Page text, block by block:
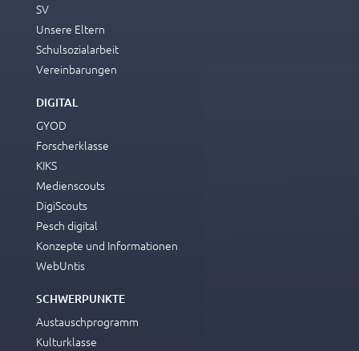
SV
Unsere Eltern
Schulsozialarbeit
Vereinbarungen
DIGITAL
GYOD
Forscherklasse
KIKS
Medienscouts
DigiScouts
Pesch digital
Konzepte und Informationen
WebUntis
SCHWERPUNKTE
Austauschprogramm
Kulturklasse